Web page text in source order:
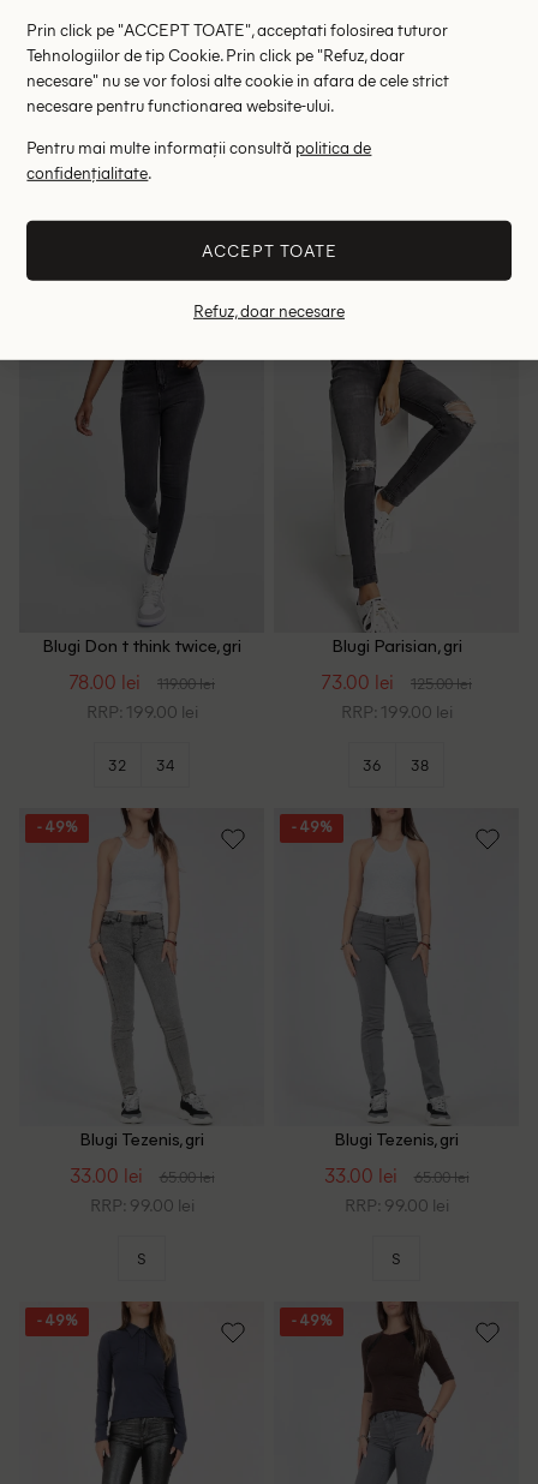
Blugi Top Shop, gri inchis
99.00 lei
RRP: 199.00 lei
Blugi DRDENIM, gri
RRP: 569.00 lei
Blugi Don t think twice, gri
78.00 lei 119.00 lei
RRP: 199.00 lei
32 34
Blugi Parisian, gri
73.00 lei 125.00 lei
RRP: 199.00 lei
36 38
- 49%
Blugi Tezenis, gri
33.00 lei 65.00 lei
RRP: 99.00 lei
S
- 49%
Blugi Tezenis, gri
33.00 lei 65.00 lei
RRP: 99.00 lei
S
- 49% - 49%
Prin click pe "ACCEPT TOATE", acceptati folosirea tuturor
Tehnologiilor de tip Cookie. Prin click pe "Refuz, doar
necesare" nu se vor folosi alte cookie in afara de cele strict
necesare pentru functionarea website-ului.
Pentru mai multe informații consultă politica de
confidențialitate.
ACCEPT TOATE
Refuz, doar necesare